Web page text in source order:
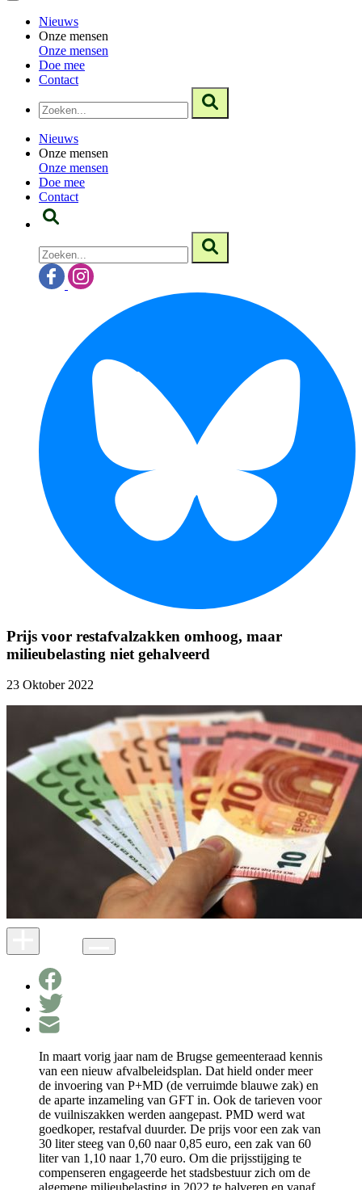
Nieuws
Onze mensen
Onze mensen
Doe mee
Contact
Nieuws
Onze mensen
Onze mensen
Doe mee
Contact
Prijs voor restafvalzakken omhoog, maar
milieubelasting niet gehalveerd
23 Oktober 2022
In maart vorig jaar nam de Brugse gemeenteraad kennis
van een nieuw afvalbeleidsplan. Dat hield onder meer
de invoering van P+MD (de verruimde blauwe zak) en
de aparte inzameling van GFT in. Ook de tarieven voor
de vuilniszakken werden aangepast. PMD werd wat
goedkoper, restafval duurder. De prijs voor een zak van
30 liter steeg van 0,60 naar 0,85 euro, een zak van 60
liter van 1,10 naar 1,70 euro. Om die prijsstijging te
compenseren engageerde het stadsbestuur zich om de